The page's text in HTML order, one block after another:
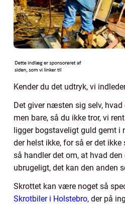
Kender du det udtryk, vi
Det giver næsten sig selv, hvad
men bare, så du ikke tror, vi
ligger bogstaveligt guld gemt i
der helst ikke, for så er det
så handler det om, at hvad
ubrugeligt, det kan den anden
Skrottet kan være noget så
Skrotbiler i Holstebro, der på